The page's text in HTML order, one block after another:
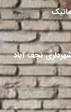
نجف آباد